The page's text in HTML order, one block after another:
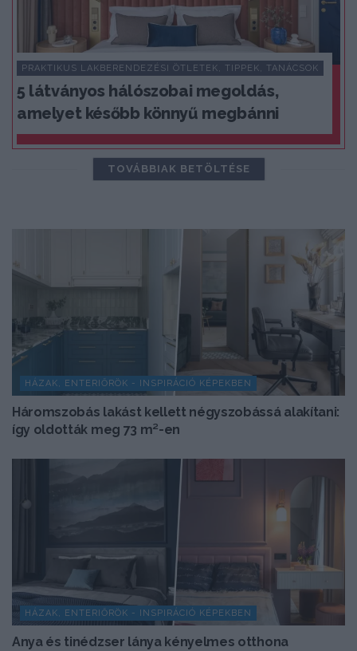
PRAKTIKUS LAKBERENDEZÉSI ÖTLETEK, TIPPEK, TANÁCSOK
5 látványos hálószobai megoldás,
amelyet később könnyű megbánni
TOVÁBBIAK BETÖLTÉSE
HÁZAK, ENTERIŐRÖK - INSPIRÁCIÓ KÉPEKBEN
Háromszobás lakást kellett négyszobássá alakítani:
így oldották meg 73 m²-en
HÁZAK, ENTERIŐRÖK - INSPIRÁCIÓ KÉPEKBEN
Anya és tinédzser lánya kényelmes otthona